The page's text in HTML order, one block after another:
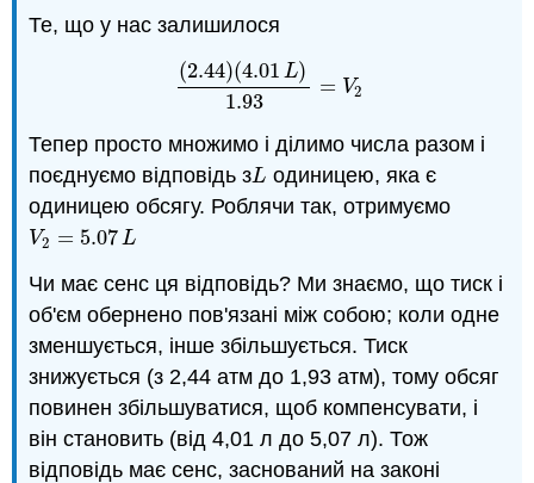
Те, що у нас залишилося
(2.44)(4.01 L)
1.93
= V2
(2.44)(4.01L)1.93 =V
Тепер просто множимо і ділимо числа разом і
поєднуємо відповідь зL
L одиницею, яка є
одиницею обсягу. Роблячи так, отримуємо
V2 = 5.07L
V2 =5.07L
Чи має сенс ця відповідь? Ми знаємо, що тиск і
об'єм обернено пов'язані між собою; коли одне
зменшується, інше збільшується. Тиск
знижується (з 2,44 атм до 1,93 атм), тому обсяг
повинен збільшуватися, щоб компенсувати, і
він становить (від 4,01 л до 5,07 л). Тож
відповідь має сенс, заснований на законі